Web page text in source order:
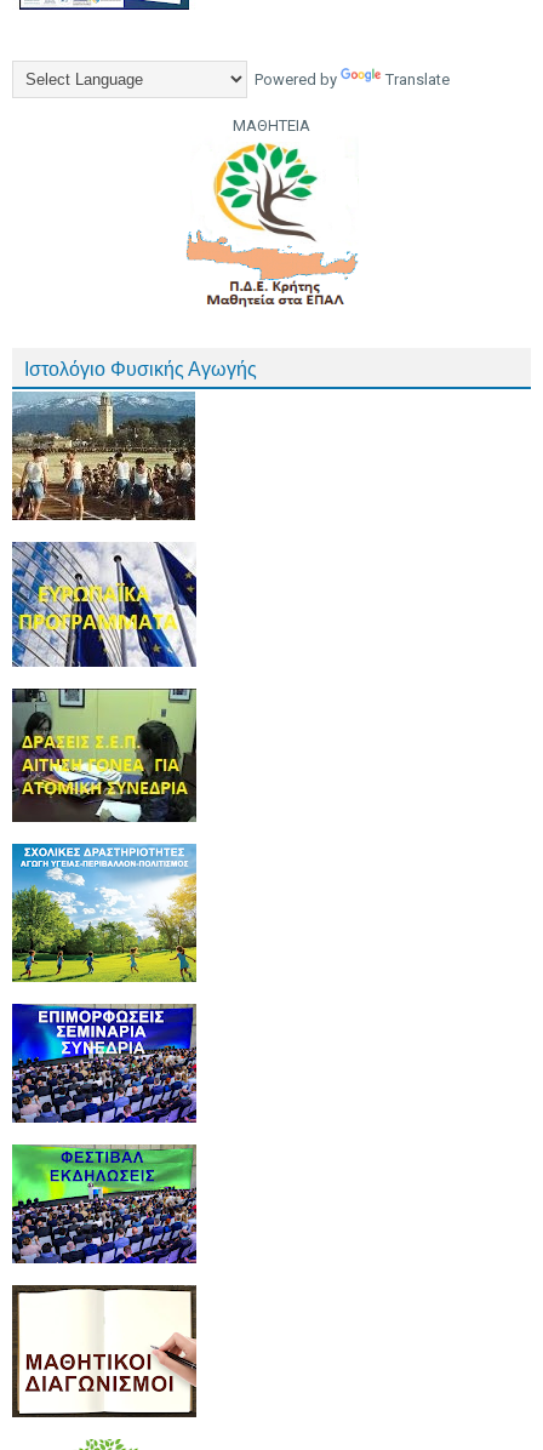
Powered by Translate
ΜΑΘΗΤΕΙΑ
Ιστολόγιο Φυσικής Αγωγής